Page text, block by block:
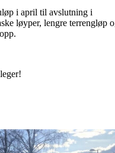
i april til avslutning i
løyper, lengre terrengløp